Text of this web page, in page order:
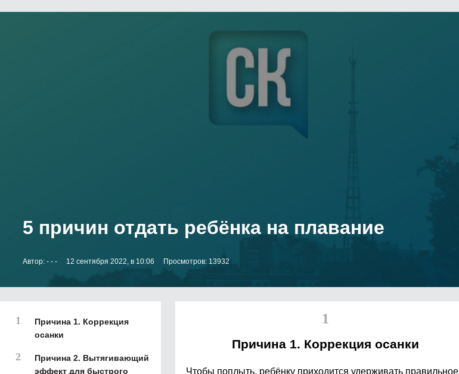
5 причин отдать ребёнка на плавание
Автор: - - - 12 сентября 2022, в 10:06 Просмотров: 13932
Причина 1. Коррекция
осанки
Причина 2. Вытягивающий
эффект для быстрого
Причина 1. Коррекция осанки
Чтобы поплыть, ребёнку приходится удерживать правильное